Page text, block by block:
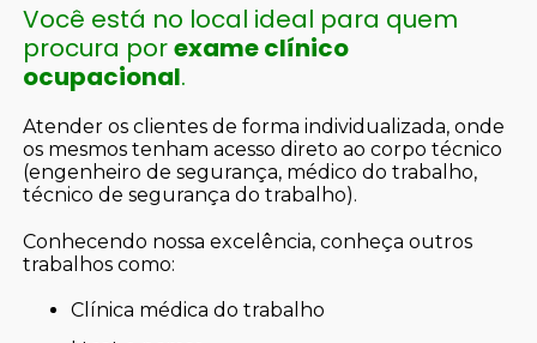
Você está no local ideal para quem
procura porexame clínico
ocupacional.
Atender os clientes de forma individualizada, onde
os mesmos tenham acesso direto ao corpo técnico
(engenheiro de segurança, médico do trabalho,
técnico de segurança do trabalho).
Conhecendo nossa excelência, conheça outros
trabalhos como:
clínica médica do trabalho